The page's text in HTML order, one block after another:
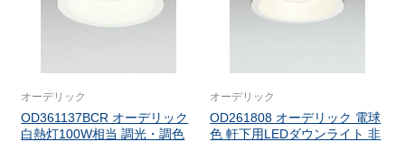
オーデリック
OD361137BCR オーデリック
白熱灯100W相当 調光・調色
オーデリック
OD261808 オーデリック 電球
色 軒下用LEDダウンライト 非